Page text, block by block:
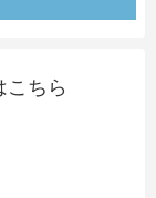
こちら